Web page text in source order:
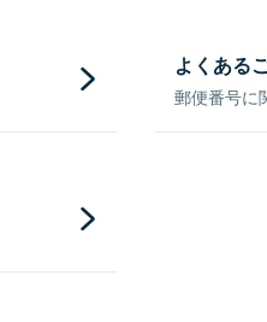
よくある
郵便番号に